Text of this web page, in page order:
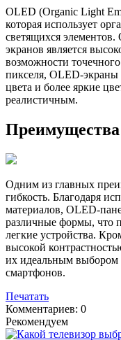
OLED (Organic Light
которая использует
светящихся
экранов является
возможности
пикселя, OLED-экраны
цвета и более яркие
реалистичным.
Одним из главных
гибкость. Благодаря
материалов, OLED-
различные формы, что
легкие устройства.
высокой
их идеальным выбором
смартфонов.
Печатать
Комментариев: 0
Рекомендуем